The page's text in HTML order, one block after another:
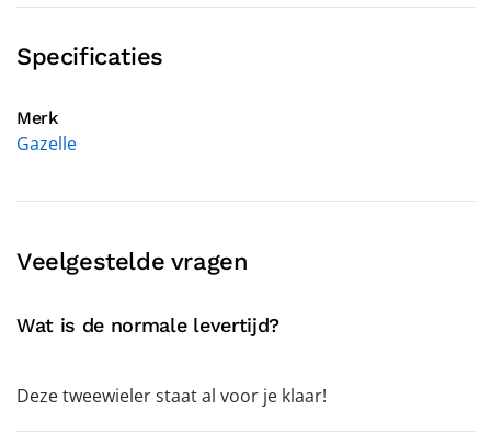
Specificaties
Merk
Gazelle
Veelgestelde vragen
Wat is de normale levertijd?
Deze tweewieler staat al voor je klaar!